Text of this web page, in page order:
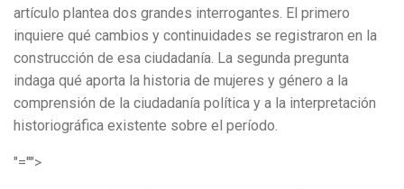
artículo plantea dos grandes interrogantes. El primero
inquiere qué cambios y continuidades se registraron en la
construcción de esa ciudadanía. La segunda pregunta
indaga qué aporta la historia de mujeres y género a la
comprensión de la ciudadanía política y a la interpretación
historiográfica existente sobre el período.
"="">